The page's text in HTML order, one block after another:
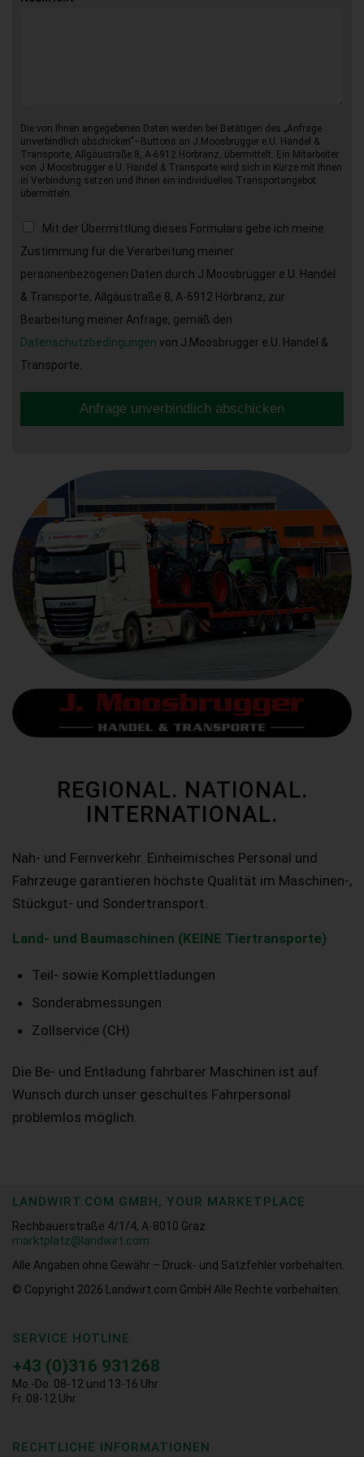
Die von Ihnen angegebenen Daten werden bei Betätigen des „Anfrage
unverbindlich abschicken“–Buttons an J.Moosbrugger e.U. Handel &
Transporte, Allgäustraße 8, A-6912 Hörbranz, übermittelt. Ein Mitarbeiter
von J.Moosbrugger e.U. Handel & Transporte wird sich in Kürze mit Ihnen
in Verbindung setzen und Ihnen ein individuelles Transportangebot
übermitteln.
Mit der Übermittlung dieses Formulars gebe ich meine
Zustimmung für die Verarbeitung meiner
personenbezogenen Daten durch J.Moosbrugger e.U. Handel
& Transporte, Allgäustraße 8, A-6912 Hörbranz, zur
Bearbeitung meiner Anfrage, gemäß den
Datenschutzbedingungen von J.Moosbrugger e.U. Handel &
Transporte.
Anfrage unverbindlich abschicken
REGIONAL. NATIONAL.
INTERNATIONAL.
Nah- und Fernverkehr. Einheimisches Personal und
Fahrzeuge garantieren höchste Qualität im Maschinen-,
Stückgut- und Sondertransport.
Land- und Baumaschinen (KEINE Tiertransporte)
Teil- sowie Komplettladungen
Sonderabmessungen
Zollservice (CH)
Die Be- und Entladung fahrbarer Maschinen ist auf
Wunsch durch unser geschultes Fahrpersonal
problemlos möglich.
LANDWIRT.COM GMBH, YOUR MARKETPLACE
Rechbauerstraße 4/1/4, A-8010 Graz
marktplatz@landwirt.com
Alle Angaben ohne Gewähr – Druck- und Satzfehler vorbehalten.
© Copyright 2026
Landwirt.com GmbH Alle Rechte vorbehalten.
SERVICE HOTLINE
+43 (0)316 931268
Mo.-Do. 08-12 und 13-16 Uhr
Fr. 08-12 Uhr
RECHTLICHE INFORMATIONEN